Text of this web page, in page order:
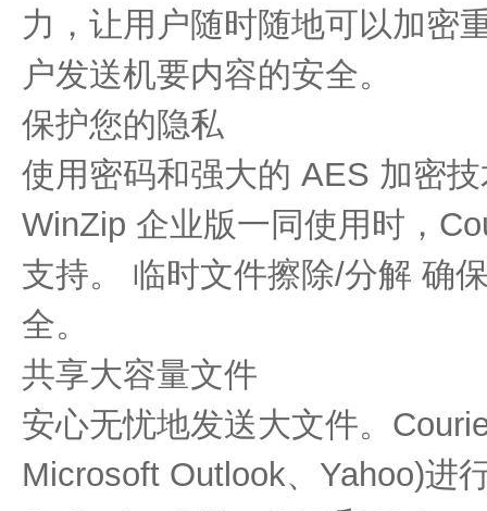
力，让用户随时随地可以加密
户发送机要内容的安全。
保护您的隐私
使用密码和强大的 AES 加密
WinZip 企业版一同使用时，
支持。 临时文件擦除/分解 确
全。
共享大容量文件
安心无忧地发送大文件。
Microsoft Outlook、Yahoo)进